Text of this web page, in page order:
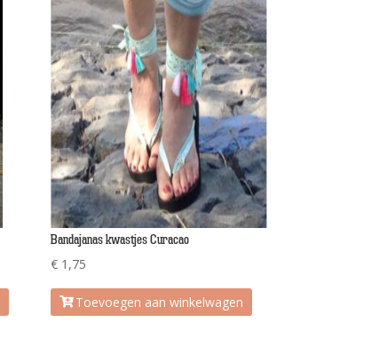
Bandajanas kwastjes Curacao
€1,75
Toevoegen aan winkelwagen